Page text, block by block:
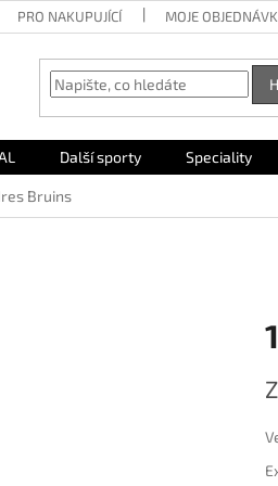
PRO NAKUPUJÍCÍ MOJE
Další sporty Speciality
Bruins